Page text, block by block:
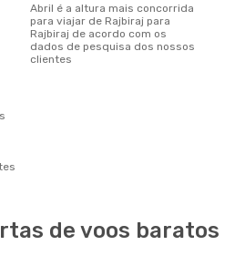
abril é a altura mais concorrida
para viajar de Rajbiraj para
Rajbiraj de acordo com os
dados de pesquisa dos nossos
clientes
de voos baratos